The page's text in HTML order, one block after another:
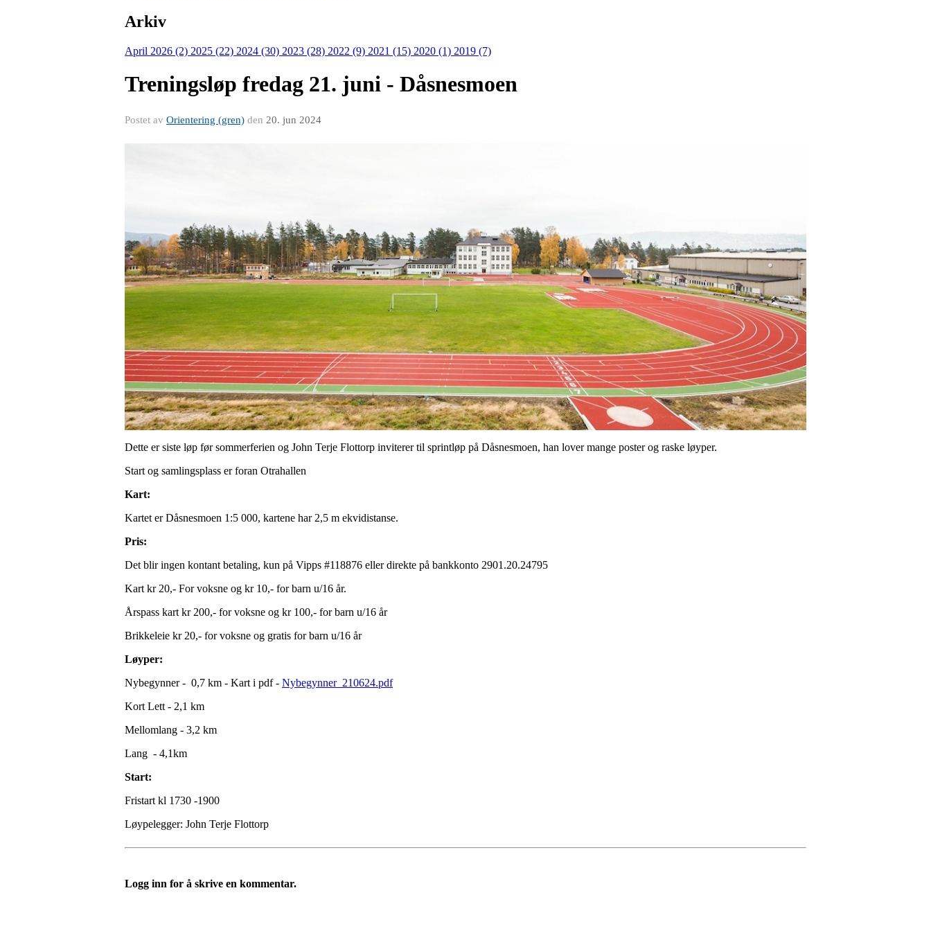
Arkiv
April 2026 (2) 2025 (22) 2024 (30) 2023 (28) 2022 (9) 2021 (15) 2020 (1) 2019 (7)
Treningsløp fredag 21. juni - Dåsnesmoen
Postet av Orientering (gren) den 20. jun 2024
Dette er siste løp før sommerferien og John Terje Flottorp inviterer til sprintløp på Dåsnesmoen, han lover mange poster og raske løyper.
Start og samlingsplass er foran Otrahallen
Kart:
Kartet er Dåsnesmoen 1:5 000, kartene har 2,5 m ekvidistanse.
Pris:
Det blir ingen kontant betaling, kun på Vipps #118876 eller direkte på bankkonto 2901.20.24795
Kart kr 20,- For voksne og kr 10,- for barn u/16 år.
Årspass kart kr 200,- for voksne og kr 100,- for barn u/16 år
Brikkeleie kr 20,- for voksne og gratis for barn u/16 år
Løyper:
Nybegynner - 0,7 km - Kart i pdf - Nybegynner_210624.pdf
Kort Lett - 2,1 km
Mellomlang - 3,2 km
Lang - 4,1km
Start:
Fristart kl 1730 -1900
Løypelegger: John Terje Flottorp
Logg inn for å skrive en kommentar.